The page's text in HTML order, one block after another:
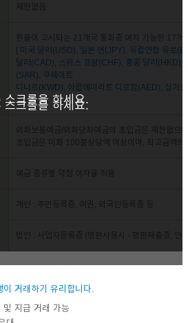
제한없음
환율이 고시되는 21개국 통화중 예치 가능한 17개
[ 미국 달러(USD), 일본 엔(JPY), 유럽연합 유로
달러(CAD), 스위스 프랑(CHF), 홍콩 달러(HKD),
(SAR), 쿠웨이트
디나르(KWD), 아랍에미리트 디르함(AED), 싱가
외화보통예금/외화당좌예금의 초입금은 제한없으
초입금은 미화 100불상당액 이상이며, 최고금액의
예금 종류별 약정 이자율 적용
개인 : 주민등록증, 여권, 외국인등록증 등
법인 : 사업자등록증 (명판사용시 - 명판제출증, 인
스크롤을 하세요.
스크롤을 하세요.
거래하기 유리합니다.
및 지급 거래 가능